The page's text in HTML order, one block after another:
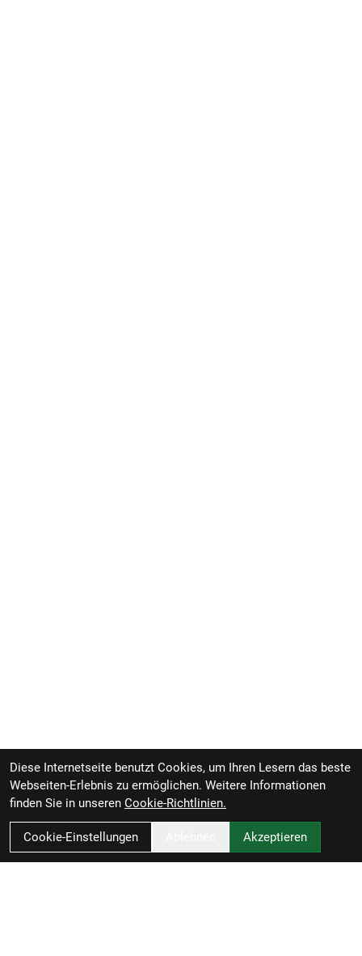
Diese Internetseite benutzt Cookies, um Ihren Lesern das beste
Webseiten-Erlebnis zu ermöglichen. Weitere Informationen
finden Sie in unseren Cookie-Richtlinien.
Cookie-Einstellungen Akzeptieren